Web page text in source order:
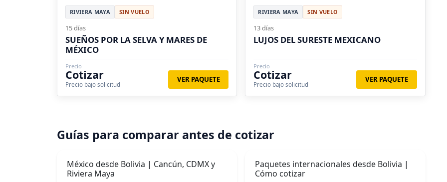
RIVIERA MAYA SIN VUELO
15 días
SUEÑOS POR LA SELVA Y MARES DE
MÉXICO
Precio
Cotizar
Precio bajo solicitud
VER PAQUETE
RIVIERA MAYA SIN VUELO
13 días
LUJOS DEL SURESTE MEXICANO
Precio
Cotizar
Precio bajo solicitud
VER PAQUETE
Guías para comparar antes de cotizar
México desde Bolivia | Cancún, CDMX y
Riviera Maya
Paquetes internacionales desde Bolivia |
Cómo cotizar